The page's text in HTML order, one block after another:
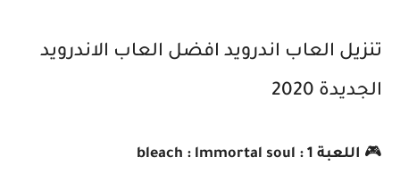
تنزيل العاب اندرويد افضل العاب الاندرويد
الجديدة 2020
🎮 اللعبة 1 : bleach : lmmortal soul